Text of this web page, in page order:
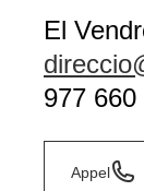
El
977 660
Appel